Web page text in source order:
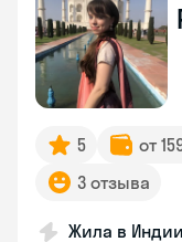
5 от
3 отзыва
Жила в Индии